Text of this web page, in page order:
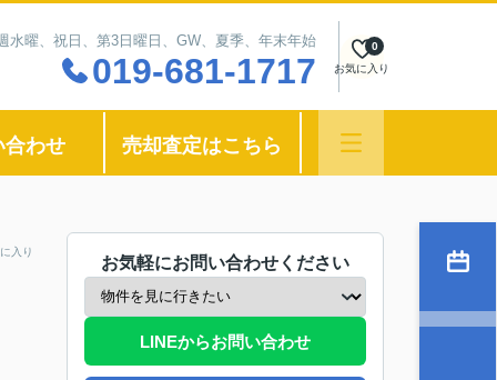
曜、祝日、第3日曜日、GW、夏季、年末年始
019-681-1717 お気に入り
0
合わせ 売却査定はこちら
入り
お気軽にお問い合わせください
LINEからお問い合わせ